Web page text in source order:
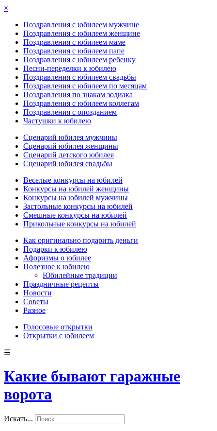
×
Поздравления с юбилеем мужчине
Поздравления с юбилеем женщине
Поздравления с юбилеем маме
Поздравления с юбилеем папе
Поздравления с юбилеем ребенку
Песни-переделки к юбилею
Поздравления с юбилеем свадьбы
Поздравления с юбилеем по месяцам
Поздравления по знакам зодиака
Поздравления с юбилеем коллегам
Поздравления с опозданием
Частушки к юбилею
Сценарий юбилея мужчины
Сценарий юбилея женщины
Сценарий детского юбилея
Сценарий юбилея свадьбы
Веселые конкурсы на юбилей
Конкурсы на юбилей женщины
Конкурсы на юбилей мужчины
Застольные конкурсы на юбилей
Смешные конкурсы на юбилей
Прикольные конкурсы на юбилей
Как оригинально подарить деньги
Подарки к юбилею
Афоризмы о юбилее
Полезное к юбилею
Юбилейные традиции
Праздничные рецепты
Новости
Советы
Разное
Голосовые открытки
Открытки с юбилеем
☰
Какие бывают гаражные
ворота
Искать...